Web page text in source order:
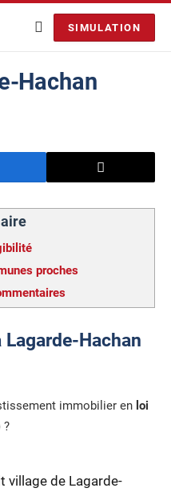
SIMULATION
Hachan
proches
Hachan
immobilier en loi
?
village de Lagarde-